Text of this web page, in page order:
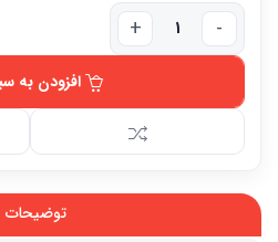
افزودن به
توضیحات